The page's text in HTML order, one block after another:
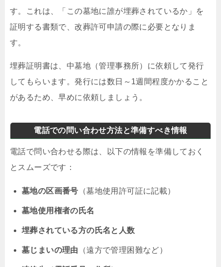
す。これは、「この墓地に誰が埋葬されているか」を
証明する書類で、改葬許可申請の際に必要となりま
す。
埋葬証明書は、中墓地（管理事務所）に依頼して発行
してもらいます。発行には数日～1週間程度かかること
があるため、早めに依頼しましょう。
電話での問い合わせ方法と準備すべき情報
電話で問い合わせる際は、以下の情報を準備しておく
とスムーズです：
墓地の区画番号 （墓地使用許可証に記載）
墓地使用権者の氏名
埋葬されている方の氏名と人数
墓じまいの理由 （遠方で管理困難など）